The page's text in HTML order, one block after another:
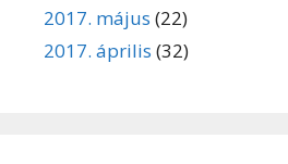
2017. május (22)
2017. április (32)